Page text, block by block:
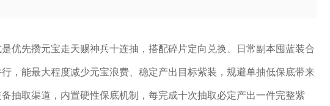
优先攒元宝走天赐神兵十连抽，搭配碎片定向兑换、日常副本囤蓝装合
，能最大程度减少元宝浪费、稳定产出目标紫装，规避单抽低保底带来
抽取渠道，内置硬性保底机制，每完成十次抽取必定产出一件完整紫